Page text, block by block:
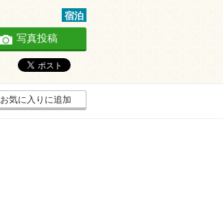
宿泊
写真投稿
お気に入りに追加